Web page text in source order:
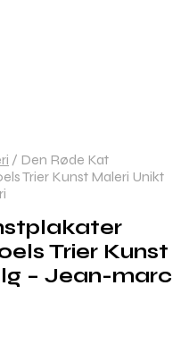
/ Den Røde Kat
Trier Kunst Maleri Unikt
Trier Kunst
– Jean-marc